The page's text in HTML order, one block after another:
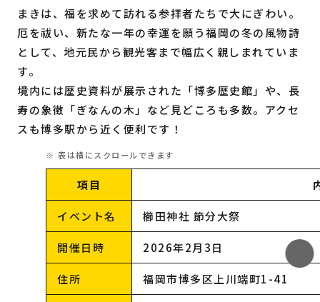
まきは、福を求めて訪れる参拝者たちで大にぎわい。
厄を祓い、新たな一年の幸運を願う福岡の冬の風物詩
として、地元民から観光客まで幅広く親しまれていま
す。
境内には歴史資料が展示された「博多歴史館」や、長
寿の象徴「ぎなんの木」など見どころも多数。アクセ
スも博多駅から近く便利です！
項目
イベント名 櫛田神社 節分大祭
開催日時 2026年2月3日
住所 福岡市博多区上川端町1-41